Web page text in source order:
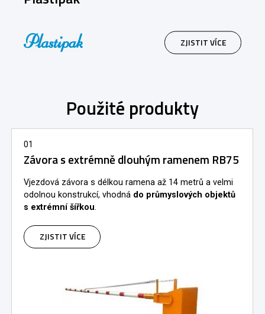
ZJISTIT VÍCE
Použité produkty
01
Závora s extrémně dlouhým ramenem RB75
Vjezdová závora s délkou ramena až 14 metrů a velmi
odolnou konstrukcí, vhodná do průmyslových objektů
s extrémní šířkou.
ZJISTIT VÍCE